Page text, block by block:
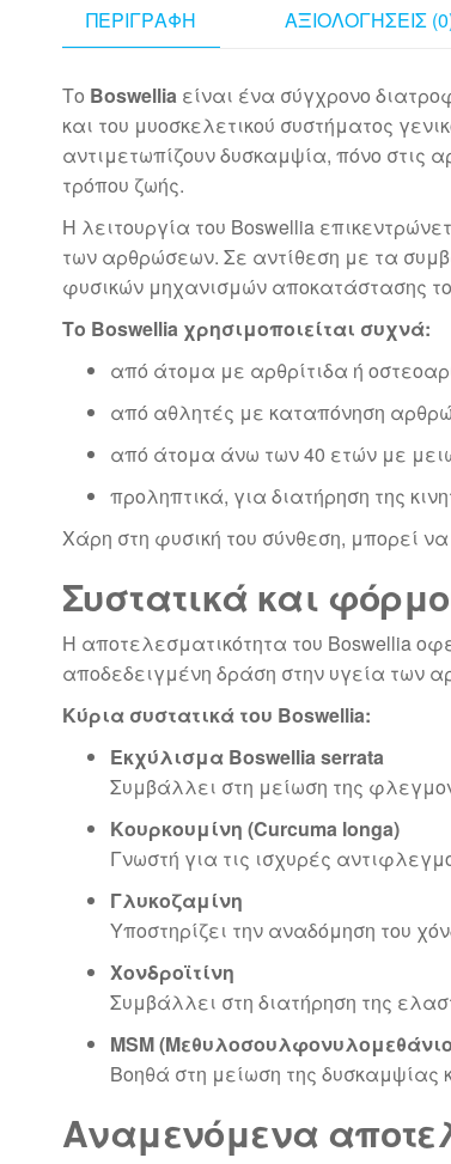
ΠΕΡΙΓΡΑΦΉ ΑΞΙΟΛΟΓΉΣΕΙΣ
Το Boswellia είναι ένα σύγχρονο
και του μυοσκελετικού συστήματος
αντιμετωπίζουν δυσκαμψία, πόνο στις
τρόπου ζωής.
Η λειτουργία του Boswellia
των αρθρώσεων. Σε αντίθεση με τα
φυσικών μηχανισμών αποκατάστασης
Το Boswellia χρησιμοποιείται συχνά:
από άτομα με αρθρίτιδα ή
από αθλητές με καταπόνηση
από άτομα άνω των 40 ετών με
προληπτικά, για διατήρηση της
Χάρη στη φυσική του σύνθεση, μπορεί
Συστατικά και
Η αποτελεσματικότητα του Boswellia
αποδεδειγμένη δράση στην υγεία των
Κύρια συστατικά του Boswellia:
Εκχύλισμα Boswellia serrata
Συμβάλλει στη μείωση της
Κουρκουμίνη (Curcuma longa)
Γνωστή για τις ισχυρές
Γλυκοζαμίνη
Υποστηρίζει την αναδόμηση του
Χονδροϊτίνη
Συμβάλλει στη διατήρηση της
MSM
Βοηθά στη μείωση της δυσκαμψίας
Αναμενόμενα